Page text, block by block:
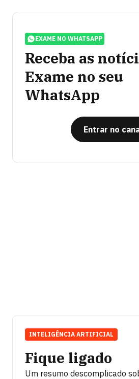
EXAME NO WHATSAPP
Receba as
Exame no seu
WhatsApp
Entrar no
Fique ligado
Um resumo descomplicado
INTELIGÊNCIA ARTIFICIAL